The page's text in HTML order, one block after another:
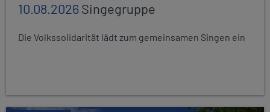
10.08.2026Singegruppe
Die Volkssolidarität lädt zum gemeinsamen Singen ein